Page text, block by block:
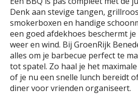
Denk aan stevige tangen,
smokerboxen en handige
een goed afdekhoes beschermt
weer en wind. Bij GroenRijk
alles om je barbecue perfect te
tot spatel. Zo haal je het
of je nu een snelle lunch bereidt
diner voor vrienden organiseert.